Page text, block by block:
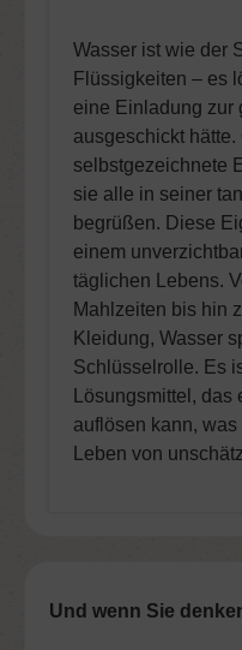
Wasser ist wie der
Flüssigkeiten – es
eine Einladung zur
ausgeschickt
selbstgezeichnete
sie alle in seiner
begrüßen. Diese
einem
täglichen Lebens.
Mahlzeiten bis hin
Kleidung, Wasser
Schlüsselrolle. Es
Lösungsmittel,
auflösen kann,
Leben von
Und wenn Sie